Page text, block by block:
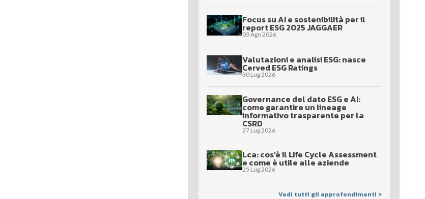
Focus su AI e sostenibilità per il
report ESG 2025 JAGGAER
03 Ago 2026
Valutazioni e analisi ESG: nasce
Cerved ESG Ratings
30 Lug 2026
Governance del dato ESG e AI:
come garantire un lineage
informativo trasparente per la
CSRD
27 Lug 2026
Lca: cos’è il Life Cycle Assessment
e come è utile alle aziende
25 Lug 2026
Vedi tutti gli approfondimenti >